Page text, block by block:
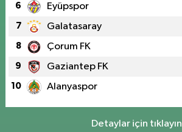
6 Eyüpspor
7 Galatasaray
8 Çorum FK
9 Gaziantep FK
10 Alanyaspor
Detaylar için tıklayın